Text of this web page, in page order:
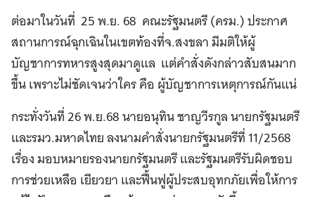
ต่อมาในวันที่ 25 พ.ย. 68 คณะรัฐมนตรี (ครม.) ประกาศ
สถานการณ์ฉุกเฉินในเขตท้องที่จ.สงขลา มีมติให้ผู้
บัญชาการทหารสูงสุดมาดูแล แต่คำสั่งดังกล่าวสับสนมาก
ขึ้น เพราะไม่ชัดเจนว่าใคร คือ ผู้บัญชาการเหตุการณ์กันแน่
กระทั่งวันที่ 26 พ.ย.68 นายอนุทิน ชาญวีรกูล นายกรัฐมนตรี
และรมว.มหาดไทย ลงนามคำสั่งนายกรัฐมนตรีที่ 11/2568
เรื่อง มอบหมายรองนายกรัฐมนตรี และรัฐมนตรีรับผิดชอบ
การช่วยเหลือ เยียวยา และฟื้นฟูผู้ประสบอุทกภัยเพื่อให้การ